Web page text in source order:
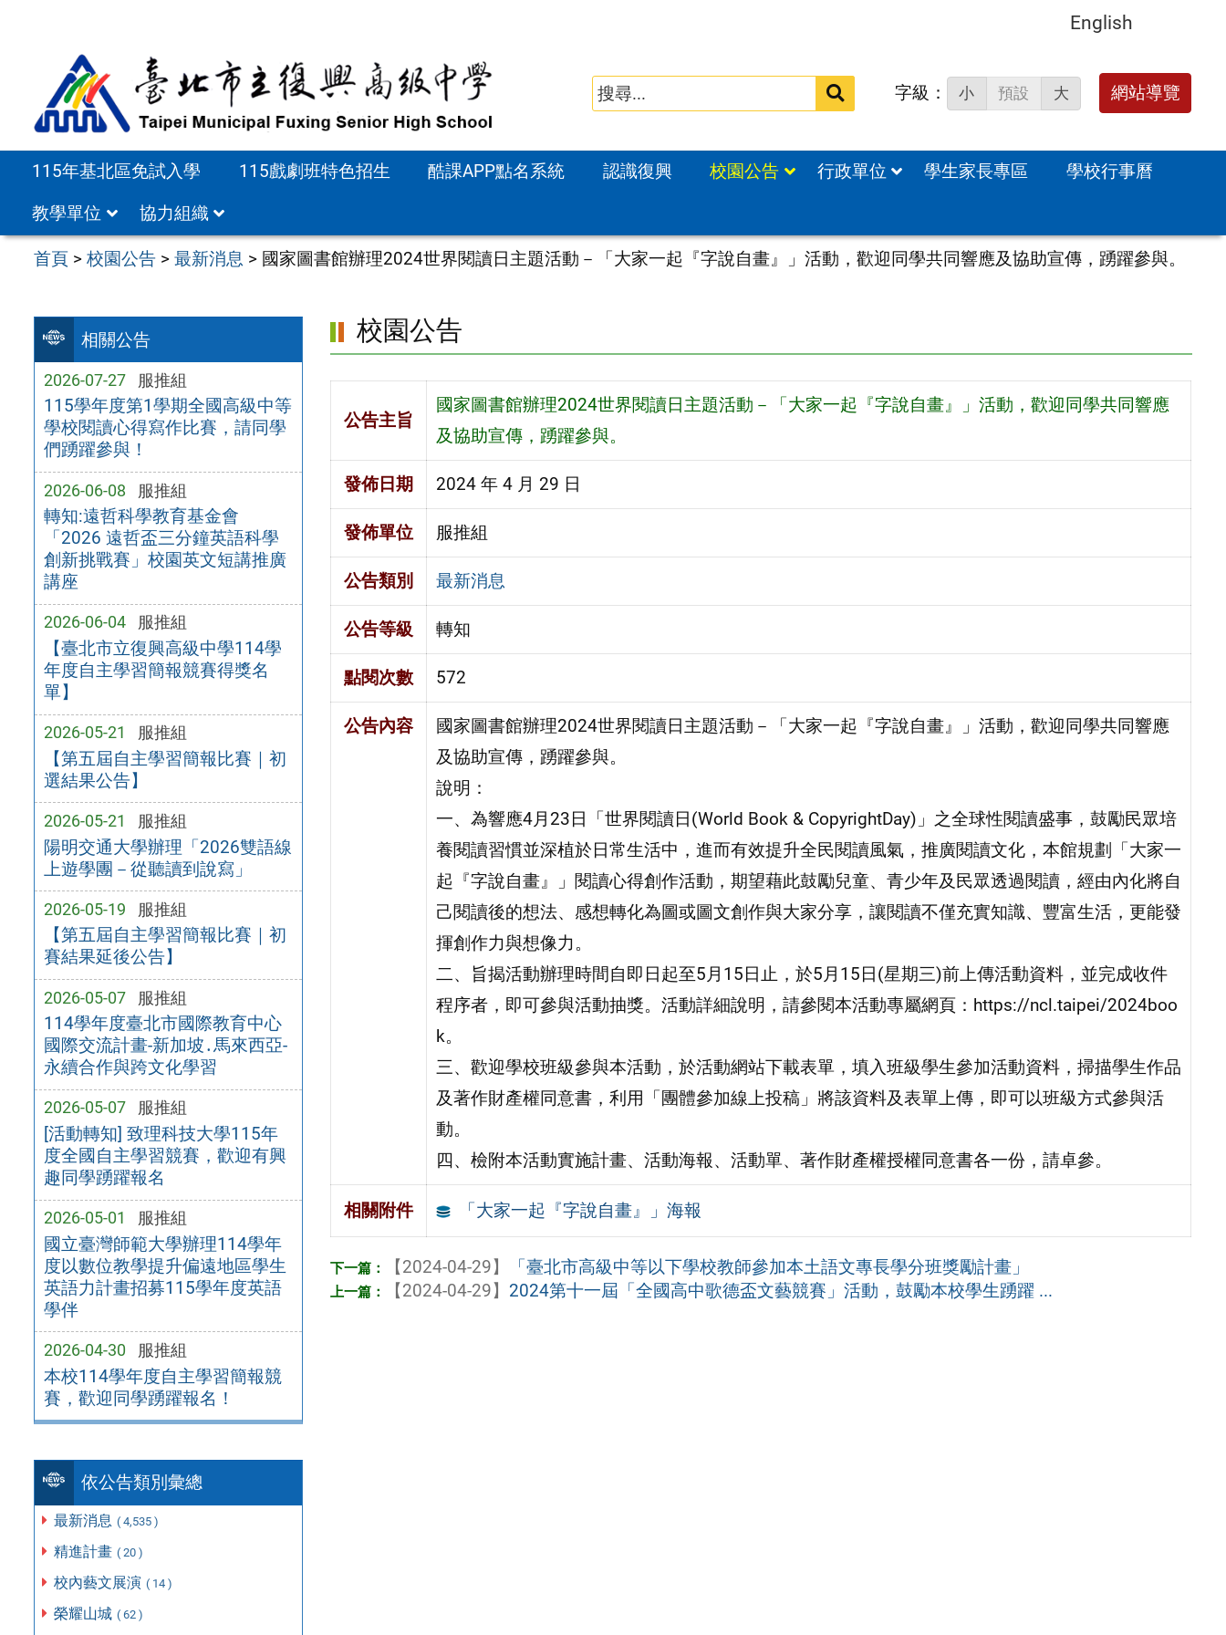
English
站
搜
字級： 小 預設 大 網站導覽
115年基北區免試入學 115戲劇班特色招生 酷課APP點名系統 認識復興 校園公告 行政單位 學生家長專區
學校行事曆
教學單位
協力組織
首頁 >校園公告 >最新消息 > 國家圖書館辦理2024世界閱讀日主題活動－「大家一起『字說自畫』」活動，歡迎同學共同響應及協助宣傳，踴躍參與。
相關公告
2026-07-27 服推組
115學年度第1學期全國高級中等
學校閱讀心得寫作比賽，請同學
們踴躍參與！
2026-06-08 服推組
轉知:遠哲科學教育基金會
「2026 遠哲盃三分鐘英語科學
創新挑戰賽」校園英文短講推廣
講座
2026-06-04 服推組
【臺北市立復興高級中學114學
年度自主學習簡報競賽得獎名
單】
2026-05-21 服推組
【第五屆自主學習簡報比賽｜初
選結果公告】
2026-05-21 服推組
陽明交通大學辦理「2026雙語線
上遊學團－從聽讀到說寫」
2026-05-19 服推組
【第五屆自主學習簡報比賽｜初
賽結果延後公告】
2026-05-07 服推組
114學年度臺北市國際教育中心
國際交流計畫-新加坡․馬來西亞-
永續合作與跨文化學習
2026-05-07 服推組
[活動轉知] 致理科技大學115年
度全國自主學習競賽，歡迎有興
趣同學踴躍報名
2026-05-01 服推組
國立臺灣師範大學辦理114學年
度以數位教學提升偏遠地區學生
英語力計畫招募115學年度英語
學伴
2026-04-30 服推組
本校114學年度自主學習簡報競
賽，歡迎同學踴躍報名！
依公告類別彙總
最新消息 ( 4,535 )
精進計畫 ( 20 )
校內藝文展演 ( 14 )
榮耀山城 ( 62 )
校園公告
公告主旨
國家圖書館辦理2024世界閱讀日主題活動－「大家一起『字說自畫』」活動，歡迎同學共同響應
及協助宣傳，踴躍參與。
發佈日期 2024 年 4 月 29 日
發佈單位 服推組
公告類別 最新消息
公告等級 轉知
點閱次數 572
公告內容
國家圖書館辦理2024世界閱讀日主題活動－「大家一起『字說自畫』」活動，歡迎同學共同響應
及協助宣傳，踴躍參與。
說明：
一、為響應4月23日「世界閱讀日(World Book & CopyrightDay)」之全球性閱讀盛事，鼓勵民眾培
養閱讀習慣並深植於日常生活中，進而有效提升全民閱讀風氣，推廣閱讀文化，本館規劃「大家一
起『字說自畫』」閱讀心得創作活動，期望藉此鼓勵兒童、青少年及民眾透過閱讀，經由內化將自
己閱讀後的想法、感想轉化為圖或圖文創作與大家分享，讓閱讀不僅充實知識、豐富生活，更能發
揮創作力與想像力。
二、旨揭活動辦理時間自即日起至5月15日止，於5月15日(星期三)前上傳活動資料，並完成收件
程序者，即可參與活動抽獎。活動詳細說明，請參閱本活動專屬網頁：https://ncl.taipei/2024boo
k。
三、歡迎學校班級參與本活動，於活動網站下載表單，填入班級學生參加活動資料，掃描學生作品
及著作財產權同意書，利用「團體參加線上投稿」將該資料及表單上傳，即可以班級方式參與活
動。
四、檢附本活動實施計畫、活動海報、活動單、著作財產權授權同意書各一份，請卓參。
相關附件 「⼤家⼀起『字說自畫』」海報
【2024-04-29】
「臺北市高級中等以下學校教師參加本土語文專長學分班獎勵計畫」
【2024-04-29】 2024第十一屆「全國高中歌德盃文藝競賽」活動，鼓勵本校學生踴躍 ...